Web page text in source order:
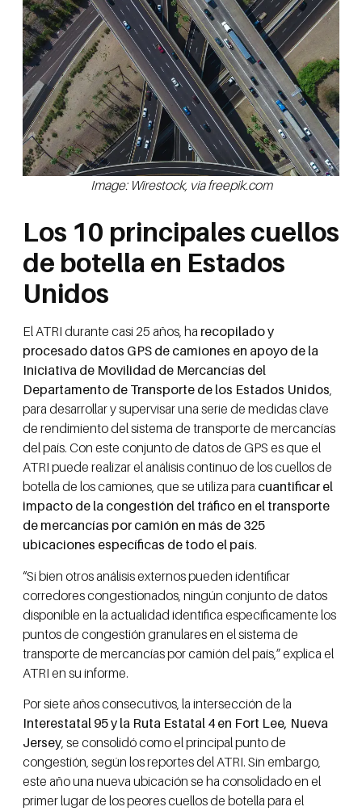
Image: Wirestock, via freepik.com
Los 10 principales cuellos
de botella en Estados
Unidos
El ATRI durante casi 25 años, ha recopilado y
procesado datos GPS de camiones en apoyo de la
Iniciativa de Movilidad de Mercancías del
Departamento de Transporte de los Estados Unidos,
para desarrollar y supervisar una serie de medidas clave
de rendimiento del sistema de transporte de mercancías
del país. Con este conjunto de datos de GPS es que el
ATRI puede realizar el análisis continuo de los cuellos de
botella de los camiones, que se utiliza para cuantificar el
impacto de la congestión del tráfico en el transporte
de mercancías por camión en más de 325
ubicaciones específicas de todo el país.
“Si bien otros análisis externos pueden identificar
corredores congestionados, ningún conjunto de datos
disponible en la actualidad identifica específicamente los
puntos de congestión granulares en el sistema de
transporte de mercancías por camión del país,” explica el
ATRI en su informe.
Por siete años consecutivos, la intersección de la
Interestatal 95 y la Ruta Estatal 4 en Fort Lee, Nueva
Jersey, se consolidó como el principal punto de
congestión, según los reportes del ATRI. Sin embargo,
este año una nueva ubicación se ha consolidado en el
primer lugar de los peores cuellos de botella para el